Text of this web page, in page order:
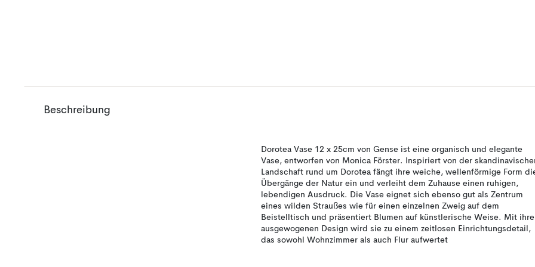
Beschreibung
Dorotea Vase 12 x 25cm von Gense ist eine organisch und elegante
Vase, entworfen von Monica Förster. Inspiriert von der
Landschaft rund um Dorotea fängt ihre weiche, wellenförmige Form
Übergänge der Natur ein und verleiht dem Zuhause einen ruhigen,
lebendigen Ausdruck. Die Vase eignet sich ebenso gut als Zentrum
eines wilden Straußes wie für einen einzelnen Zweig auf dem
Beistelltisch und präsentiert Blumen auf künstlerische Weise. Mit
ausgewogenen Design wird sie zu einem zeitlosen Einrichtungsdetail,
das sowohl Wohnzimmer als auch Flur aufwertet